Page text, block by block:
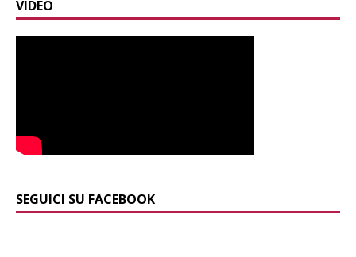
VIDEO
SEGUICI SU FACEBOOK